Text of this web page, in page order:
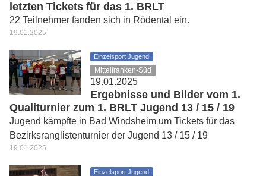
letzten Tickets für das 1. BRLT
22 Teilnehmer fanden sich in Rödental ein.
19.01.2025
Einzelsport Jugend
Mittelfranken-Süd
19.01.2025
Ergebnisse und Bilder vom 1.
Qualiturnier zum 1. BRLT Jugend 13 / 15 / 19
Jugend kämpfte in Bad Windsheim um Tickets für das
Bezirksranglistenturnier der Jugend 13 / 15 / 19
19.01.2025
Einzelsport Jugend